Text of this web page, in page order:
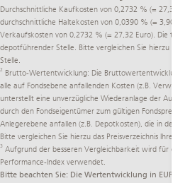
Durchschnittliche Kaufkosten von 0,2732 % (= 27,32
durchschnittliche Haltekosten von 0,0390 % (= 3,90
Verkaufskosten von 0,2732 % (= 27,32 Euro). Die
depotführender Stelle. Bitte vergleichen Sie hierzu das
Stelle.
2
Brutto-Wertentwicklung: Die Bruttowertentwicklung
alle auf Fondsebene anfallenden Kosten (z.B.
unterstellt eine unverzügliche Wiederanlage der
durch den Fondseigentümer zum gültigen Fondspreis.
Anlegerebene anfallen (z.B. Depotkosten), die in der
Bitte vergleichen Sie hierzu das Preisverzeichnis Ihrer
3 Aufgrund der besseren Vergleichbarkeit wird für die
Performance-Index verwendet.
Bitte beachten Sie: Die Wertentwicklung in EUR